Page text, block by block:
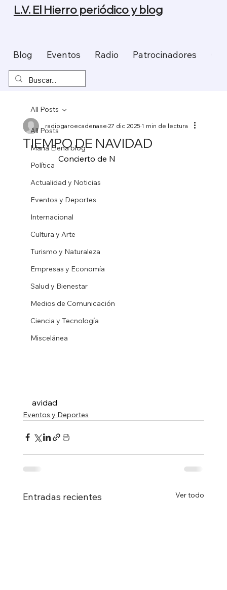
Blog Eventos Radio Patrocinadores
L.V. El Hierro periódico y blog
All Posts
Maria Elena blog
Política
Actualidad y Noticias
Eventos y Deportes
Internacional
Cultura y Arte
Turismo y Naturaleza
Empresas y Economía
Salud y Bienestar
Medios de Comunicación
Ciencia y Tecnología
Miscelánea
All Posts
TIEMPO DE NAVIDAD
radiogaroecadenase27 dic 20251 min de lectura
Concierto de N
avidad
Eventos y Deportes
Entradas recientes Ver todo